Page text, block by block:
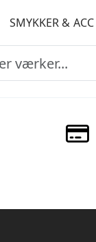
SMYKKER & ACC